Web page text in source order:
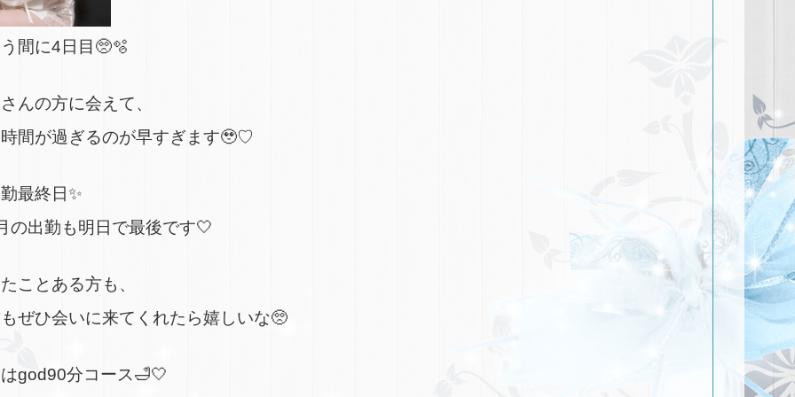
間に4日目🥺🫧
んの方に会えて、
間が過ぎるのが早すぎます🥹♡
最終日✨
の出勤も明日で最後です🤍
ことある方も、
ぜひ会いに来てくれたら嬉しいな🥺
god90分コース🛁🤍